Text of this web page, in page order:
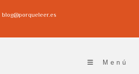
blog@porqueleer.es
Menú